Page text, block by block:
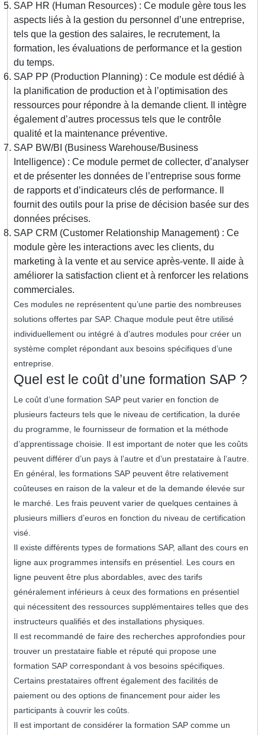
SAP HR (Human Resources) : Ce module gère tous les
aspects liés à la gestion du personnel d’une entreprise,
tels que la gestion des salaires, le recrutement, la
formation, les évaluations de performance et la gestion
du temps.
SAP PP (Production Planning) : Ce module est dédié à
la planification de production et à l’optimisation des
ressources pour répondre à la demande client. Il intègre
également d’autres processus tels que le contrôle
qualité et la maintenance préventive.
SAP BW/BI (Business Warehouse/Business
Intelligence) : Ce module permet de collecter, d’analyser
et de présenter les données de l’entreprise sous forme
de rapports et d’indicateurs clés de performance. Il
fournit des outils pour la prise de décision basée sur des
données précises.
SAP CRM (Customer Relationship Management) : Ce
module gère les interactions avec les clients, du
marketing à la vente et au service après-vente. Il aide à
améliorer la satisfaction client et à renforcer les relations
commerciales.
Ces modules ne représentent qu’une partie des nombreuses
solutions offertes par SAP. Chaque module peut être utilisé
individuellement ou intégré à d’autres modules pour créer un
système complet répondant aux besoins spécifiques d’une
entreprise.
Quel est le coût d’une formation SAP ?
Le coût d’une formation SAP peut varier en fonction de
plusieurs facteurs tels que le niveau de certification, la durée
du programme, le fournisseur de formation et la méthode
d’apprentissage choisie. Il est important de noter que les coûts
peuvent différer d’un pays à l’autre et d’un prestataire à l’autre.
En général, les formations SAP peuvent être relativement
coûteuses en raison de la valeur et de la demande élevée sur
le marché. Les frais peuvent varier de quelques centaines à
plusieurs milliers d’euros en fonction du niveau de certification
visé.
Il existe différents types de formations SAP, allant des cours en
ligne aux programmes intensifs en présentiel. Les cours en
ligne peuvent être plus abordables, avec des tarifs
généralement inférieurs à ceux des formations en présentiel
qui nécessitent des ressources supplémentaires telles que des
instructeurs qualifiés et des installations physiques.
Il est recommandé de faire des recherches approfondies pour
trouver un prestataire fiable et réputé qui propose une
formation SAP correspondant à vos besoins spécifiques.
Certains prestataires offrent également des facilités de
paiement ou des options de financement pour aider les
participants à couvrir les coûts.
Il est important de considérer la formation SAP comme un